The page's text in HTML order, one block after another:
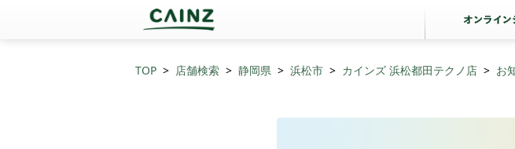
TOP 店舗検索 静岡県 浜松市 カインズ 浜松都田テクノ店 お